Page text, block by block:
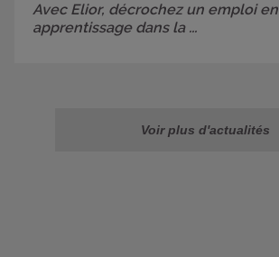
Avec Elior, décrochez un emploi en
apprentissage dans la ...
Voir plus d'actualités